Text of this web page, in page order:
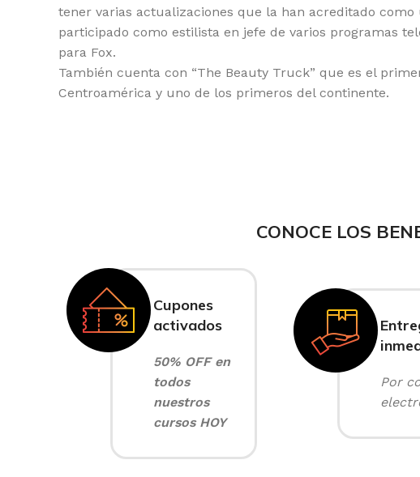
tener varias actualizaciones que la han acreditado
participado como estilista en jefe de varios programas
para Fox.
También cuenta con “The Beauty Truck” que es el
Centroamérica y uno de los primeros del continente.
CONOCE LOS
Cupones
activados
50% OFF en
todos
nuestros
cursos HOY
Por